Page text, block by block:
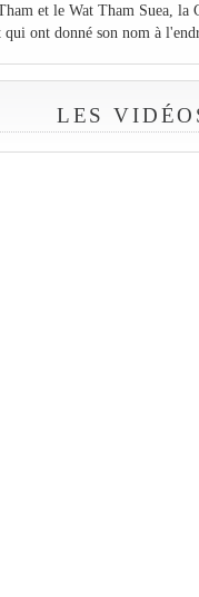
et le Wat Tham Suea,
ont donné son nom à
LES